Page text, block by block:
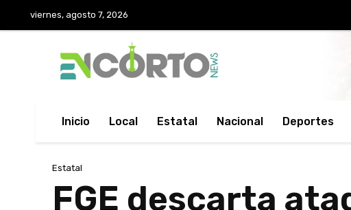
viernes, agosto 7, 2026
Inicio Local Estatal Nacional Deportes
Estatal
FGE descarta